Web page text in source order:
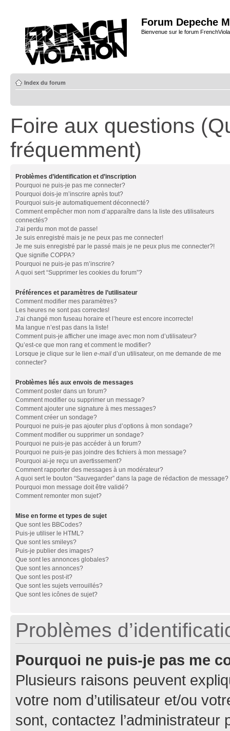
Forum Depeche
Bienvenue sur le forum
Index du forum
Foire aux questions
fréquemment)
Problèmes d’identification et d’inscription
Pourquoi ne puis-je pas me connecter?
Pourquoi dois-je m’inscrire après tout?
Pourquoi suis-je automatiquement déconnecté?
Comment empêcher mon nom d’apparaître dans la liste des utilisateurs
connectés?
J’ai perdu mon mot de passe!
Je suis enregistré mais je ne peux pas me connecter!
Je me suis enregistré par le passé mais je ne peux plus me connecter?!
Que signifie COPPA?
Pourquoi ne puis-je pas m’inscrire?
A quoi sert “Supprimer les cookies du forum”?
Préférences et paramètres de l’utilisateur
Comment modifier mes paramètres?
Les heures ne sont pas correctes!
J’ai changé mon fuseau horaire et l’heure est encore incorrecte!
Ma langue n’est pas dans la liste!
Comment puis-je afficher une image avec mon nom d’utilisateur?
Qu’est-ce que mon rang et comment le modifier?
Lorsque je clique sur le lien e-mail d’un utilisateur, on me demande de me
connecter?
Problèmes liés aux envois de messages
Comment poster dans un forum?
Comment modifier ou supprimer un message?
Comment ajouter une signature à mes messages?
Comment créer un sondage?
Pourquoi ne puis-je pas ajouter plus d’options à mon sondage?
Comment modifier ou supprimer un sondage?
Pourquoi ne puis-je pas accéder à un forum?
Pourquoi ne puis-je pas joindre des fichiers à mon message?
Pourquoi ai-je reçu un avertissement?
Comment rapporter des messages à un modérateur?
A quoi sert le bouton “Sauvegarder” dans la page de rédaction de message?
Pourquoi mon message doit être validé?
Comment remonter mon sujet?
Mise en forme et types de sujet
Que sont les BBCodes?
Puis-je utiliser le HTML?
Que sont les smileys?
Puis-je publier des images?
Que sont les annonces globales?
Que sont les annonces?
Que sont les post-it?
Que sont les sujets verrouillés?
Que sont les icônes de sujet?
Problèmes
Pourquoi ne puis-je pas me
Plusieurs raisons peuvent
votre nom d’utilisateur et/ou
sont, contactez l’administrateur